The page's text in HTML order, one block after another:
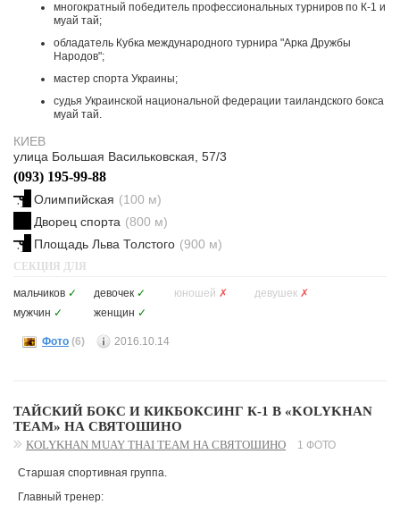
многократный победитель профессиональных турниров по К-1 и
муай тай;
обладатель Кубка международного турнира "Арка Дружбы
Народов";
мастер спорта Украины;
судья Украинской национальной федерации таиландского бокса
муай тай.
КИЕВ
улица Большая Васильковская, 57/3
(093) 195-99-88
Олимпийская (100 м)
Дворец спорта (800 м)
Площадь Льва Толстого (900 м)
СЕКЦИЯ ДЛЯ
мальчиков ✓ девочек ✓ юношей ✗ девушек ✗
мужчин ✓ женщин ✓
Фото (6) 2016.10.14
ТАЙСКИЙ БОКС И КИКБОКСИНГ К-1 В «KOLYKHAN
TEAM» НА СВЯТОШИНО
KOLYKHAN MUAY THAI TEAM НА СВЯТОШИНО 1 ФОТО
Старшая спортивная группа.
Главный тренер: